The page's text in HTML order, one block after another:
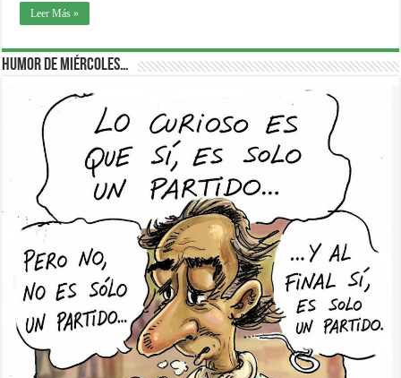
Leer Más »
Humor de Miércoles…